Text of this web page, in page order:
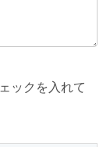
ックを入れて